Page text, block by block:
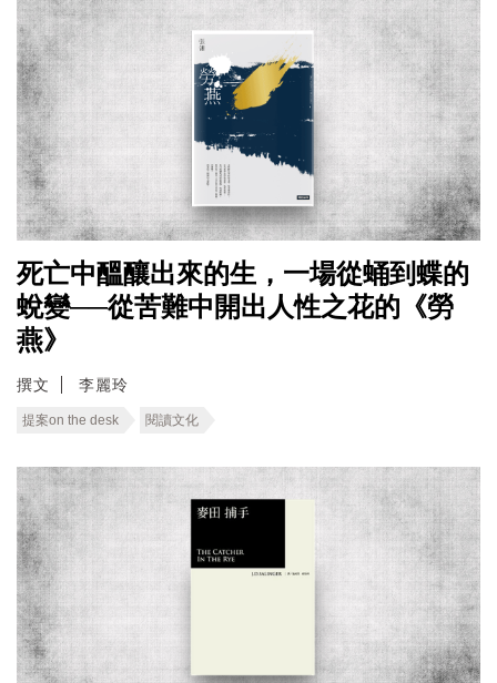
死亡中醞釀出來的生，一場從蛹到蝶的
蛻變──從苦難中開出人性之花的《勞
燕》
撰文 李麗玲
提案on the desk 閱讀文化